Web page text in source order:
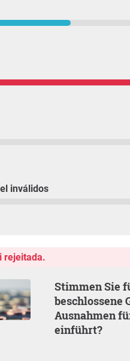
inválidos
rejeitada.
Stimmen Sie für die am 18. März 2025 vom Bundestag
beschlossene
Ausnahmen
einführt?